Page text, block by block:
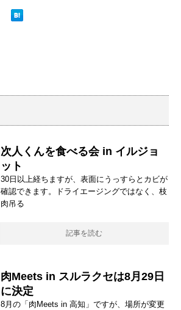
次人くんを食べる会 in イルジョ
ット
30日以上経ちますが、表面にうっすらとカビが
確認できます。ドライエージングではなく、枝
肉吊る
記事を読む
肉Meets in スルラクセは8月29日
に決定
8月の「肉Meets in 高知」ですが、場所が変更